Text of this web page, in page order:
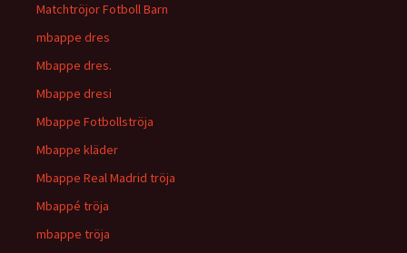
Matchtröjor Fotboll Barn
mbappe dres
Mbappe dres.
Mbappe dresi
Mbappe Fotbollströja
Mbappe kläder
Mbappe Real Madrid tröja
Mbappé tröja
mbappe tröja